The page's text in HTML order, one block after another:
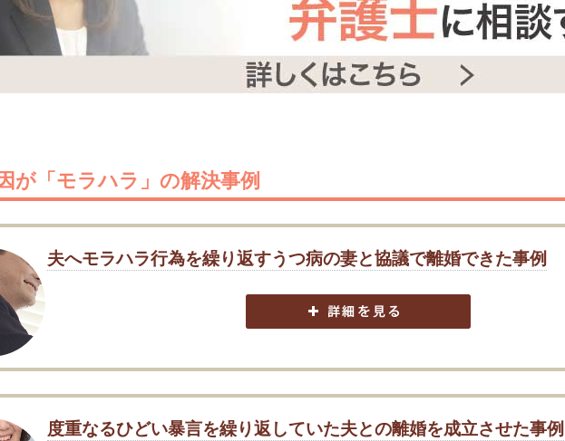
が「モラハラ」の解決事例
夫へモラハラ行為を繰り返すうつ病の妻と協議で離婚できた事例
度重なるひどい暴言を繰り返していた夫との離婚を成立させた事例